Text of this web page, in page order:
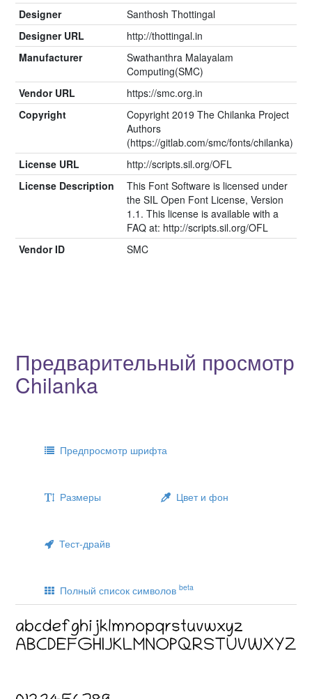
Designer
Santhosh Thottingal
Designer URL
http://thottingal.in
Manufacturer
Swathanthra Malayalam
Computing(SMC)
Vendor URL
https://smc.org.in
Copyright
Copyright 2019 The Chilanka Project
Authors
(https://gitlab.com/smc/fonts/chilanka)
License URL
http://scripts.sil.org/OFL
License Description
This Font Software is licensed under
the SIL Open Font License, Version
1.1. This license is available with a
FAQ at: http://scripts.sil.org/OFL
Vendor ID
SMC
Предварительный просмотр
Chilanka
Предпросмотр шрифта
Размеры Цвет и фон
Тест-драйв
Полный список символов beta